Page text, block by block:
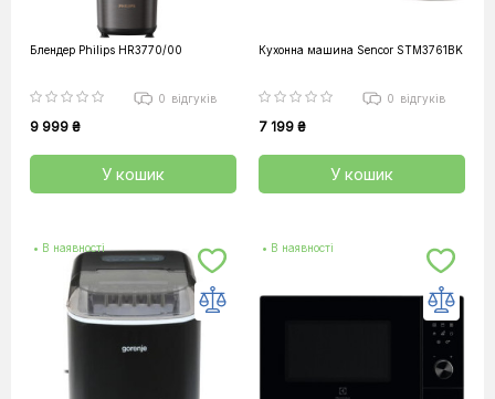
Блендер Philips HR3770/00
0 відгуків
9 999 ₴
У кошик
Кухонна машина Sencor STM3761BK
0 відгуків
7 199 ₴
У кошик
• В наявності • В наявності